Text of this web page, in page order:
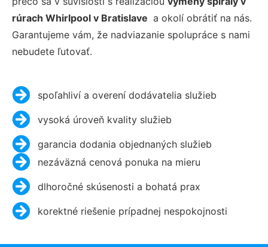
rúrach Whirlpool v Bratislave a okolí obrátiť na nás.
Garantujeme vám, že nadviazanie spolupráce s nami
nebudete ľutovať.
spoľahliví a overení dodávatelia služieb
vysoká úroveň kvality služieb
garancia dodania objednaných služieb
nezáväzná cenová ponuka na mieru
dlhoročné skúsenosti a bohatá prax
korektné riešenie prípadnej nespokojnosti